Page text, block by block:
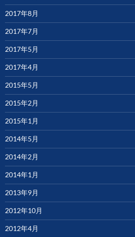
2017年8月
2017年7月
2017年5月
2017年4月
2015年5月
2015年2月
2015年1月
2014年5月
2014年2月
2014年1月
2013年9月
2012年10月
2012年4月